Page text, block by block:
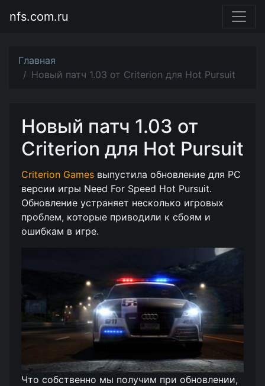
nfs.com.ru
Главная
Новый патч 1.03 от Criterion для Hot Pursuit
Новый патч 1.03 от
Criterion для Hot Pursuit
Criterion Games выпустила обновление для PC
версии игры Need For Speed Hot Pursuit.
Обновление устраняет несколько игровых
проблем, которые приводили к сбоям и
ошибкам в игре.
Что собственно мы получим при обновлении,